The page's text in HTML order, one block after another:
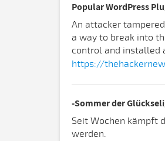
Popular WordPress
An attacker
a way to break into
control and installed
https://
-Sommer der
Seit Wochen kämpft
werden.